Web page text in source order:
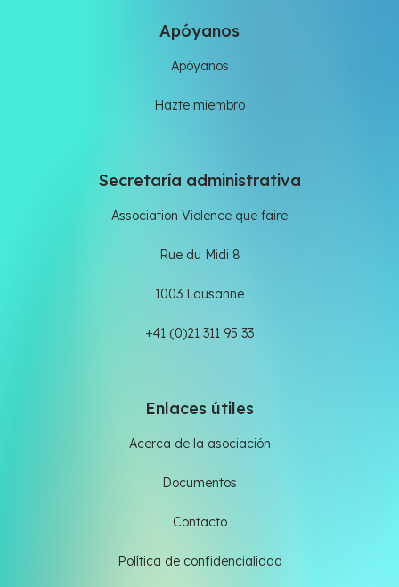
Apóyanos
Apóyanos
Hazte miembro
Secretaría administrativa
Association Violence que faire
Rue du Midi 8
1003 Lausanne
+41 (0)21 311 95 33
Enlaces útiles
Acerca de la asociación
Documentos
Contacto
Política de confidencialidad